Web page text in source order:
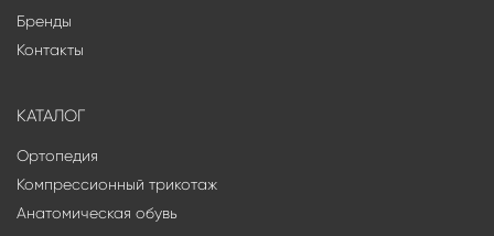
Бренды
Контакты
КАТАЛОГ
Ортопедия
Компрессионный трикотаж
Анатомическая обувь